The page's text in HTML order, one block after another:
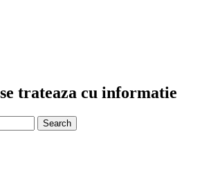
trateaza cu informatie